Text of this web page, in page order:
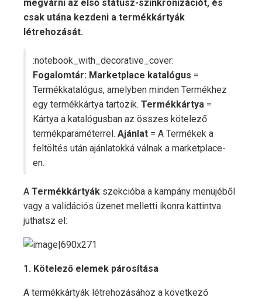
megvárni az első státusz-szinkronizációt, és
csak utána kezdeni a termékkártyák
létrehozását.
:notebook_with_decorative_cover:
Fogalomtár: Marketplace katalógus =
Termékkatalógus, amelyben minden Termékhez
egy termékkártya tartozik. Termékkártya =
Kártya a katalógusban az összes kötelező
termékparaméterrel. Ajánlat = A Termékek a
feltöltés után ajánlatokká válnak a marketplace-
en.
A Termékkártyák szekcióba a kampány menüjéből
vagy a validációs üzenet melletti ikonra kattintva
juthatsz el:
1. Kötelező elemek párosítása
A termékkártyák létrehozásához a következő